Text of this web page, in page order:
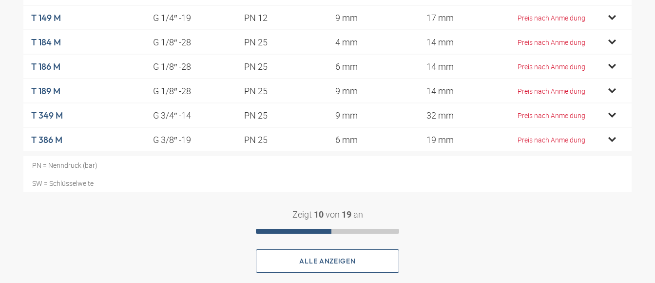
T 149 M G 1/4″ -19 PN 12 9 mm 17 mm Preis nach Anmeldung
T 184 M G 1/8″ -28 PN 25 4 mm 14 mm Preis nach Anmeldung
T 186 M G 1/8″ -28 PN 25 6 mm 14 mm Preis nach Anmeldung
T 189 M G 1/8″ -28 PN 25 9 mm 14 mm Preis nach Anmeldung
T 349 M G 3/4″ -14 PN 25 9 mm 32 mm Preis nach Anmeldung
T 386 M G 3/8″ -19 PN 25 6 mm 19 mm Preis nach Anmeldung
PN = Nenndruck (bar)
SW = Schlüsselweite
Zeigt 10von 19an
ALLE ANZEIGEN